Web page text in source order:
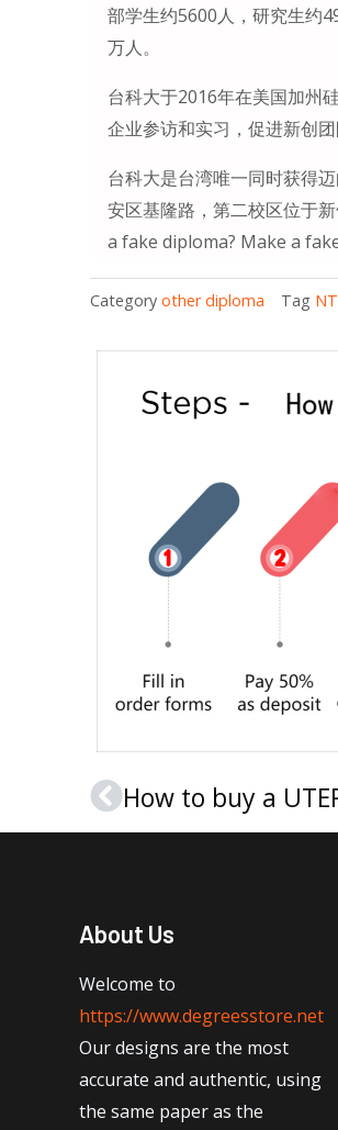
部学生约5600人，研究生约
万人。
台科大于2016年在美国加州
企业参访和实习，促进新创团
台科大是台湾唯一同时获得
安区基隆路，第二校区位于
a fake diploma? Make a
Category other diploma Tag
Prev
About Us
Welcome to
https://www.degreesstore.net
Our designs are the most
accurate and authentic, using
the same paper as the